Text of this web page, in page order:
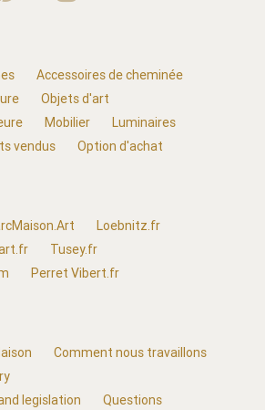
Accessoires de cheminée
Objets d'art
Mobilier
Luminaires
vendus Option d'achat
Loebnitz.fr
Tusey.fr
Perret Vibert.fr
Comment nous travaillons
legislation
Questions